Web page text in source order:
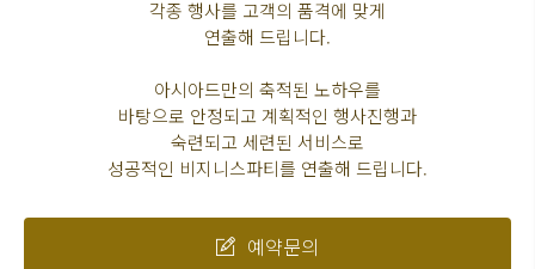
각종 행사를 고객의 품격에 맞게
연출해 드립니다.
아시아드만의 축적된 노하우를
바탕으로 안정되고 계획적인 행사진행과
숙련되고 세련된 서비스로
성공적인 비지니스파티를 연출해 드립니다.
예약문의